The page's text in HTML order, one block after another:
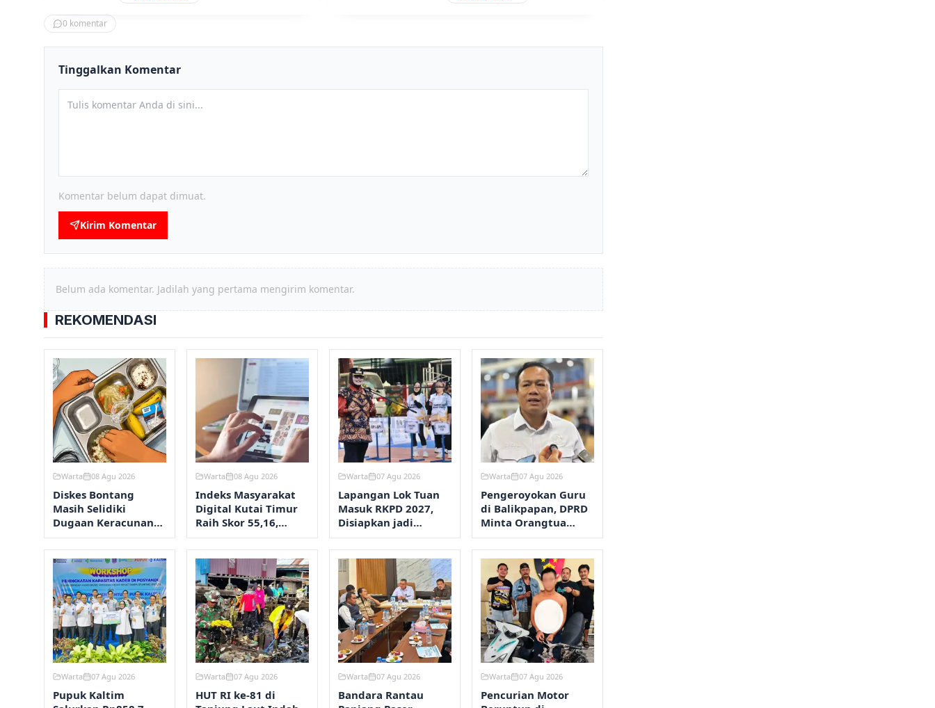
0 komentar
Tinggalkan Komentar
Komentar belum dapat dimuat.
Kirim Komentar
Belum ada komentar. Jadilah yang pertama mengirim komentar.
REKOMENDASI
Warta 08 Agu 2026
Diskes Bontang
Masih Selidiki
Dugaan Keracunan
MBG, Hasil Lab
Keluar Senin
Warta 08 Agu 2026
Indeks Masyarakat
Digital Kutai Timur
Raih Skor 55,16,
Tertinggi Kedua di
Kaltim
Warta 07 Agu 2026
Lapangan Lok Tuan
Masuk RKPD 2027,
Disiapkan jadi
Kawasan Olahraga
Terpadu
Warta 07 Agu 2026
Pengeroyokan Guru
di Balikpapan, DPRD
Minta Orangtua
Perketat
Pengawasan Anak
Warta 07 Agu 2026
Pupuk Kaltim
Warta 07 Agu 2026
HUT RI ke-81 di
Warta 07 Agu 2026
Bandara Rantau
Warta 07 Agu 2026
Pencurian Motor